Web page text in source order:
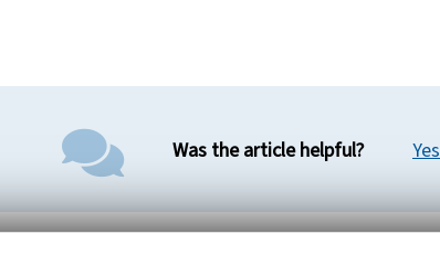
Was the article helpful? Yes